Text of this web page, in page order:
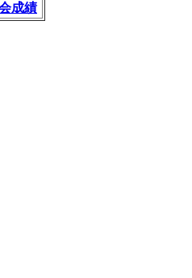
成績